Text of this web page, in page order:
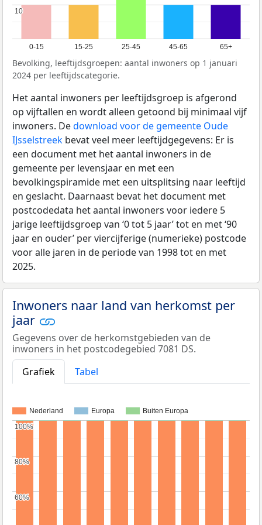
0-15 15-25 25-45 45-65 65+
10
10
Bevolking, leeftijdsgroepen: aantal inwoners op 1 januari
2024 per leeftijdscategorie.
Het aantal inwoners per leeftijdsgroep is afgerond
op vijftallen en wordt alleen getoond bij minimaal vijf
inwoners. Dedownload voor de gemeente Oude
IJsselstreek bevat veel meer leeftijdgegevens: Er is
een document met het aantal inwoners in de
gemeente per levensjaar en met een
bevolkingspiramide met een uitsplitsing naar leeftijd
en geslacht. Daarnaast bevat het document met
postcodedata het aantal inwoners voor iedere 5
jarige leeftijdsgroep van ‘0 tot 5 jaar’ tot en met ‘90
jaar en ouder’ per viercijferige (numerieke) postcode
voor alle jaren in de periode van 1998 tot en met
2025.
Inwoners naar land van herkomst per
jaar
Gegevens over de herkomstgebieden van de
inwoners in het postcodegebied 7081 DS.
Grafiek
Tabel
Nederland Europa Buiten Europa
60%
60%
80%
80%
100%
100%